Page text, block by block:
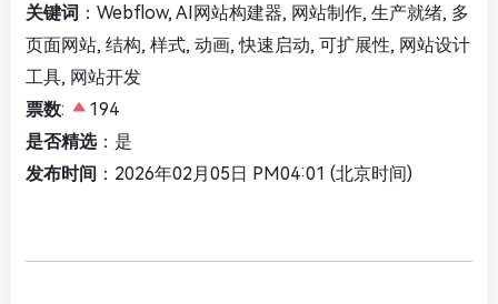
关键词 ：Webflow, AI网站构建器, 网站制作, 生产就绪, 多
页面网站, 结构, 样式, 动画, 快速启动, 可扩展性, 网站设计
工具, 网站开发
票数:
194
是否精选：是
发布时间 ：2026年02月05日 PM04:01 (北京时间)